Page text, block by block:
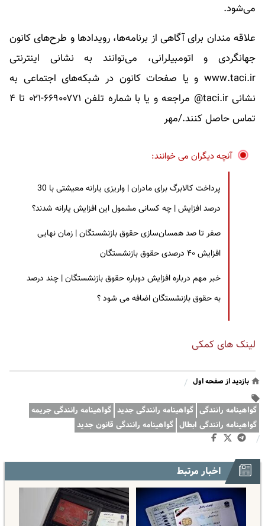
می‌شود.
علاقه مندان برای آگاهی از برنامه‌ها، رویدادها و طرح‌های کانون
جهانگردی و اتومبیلرانی، می‌توانند به نشانی اینترنتی
www.taci.ir و یا صفحات کانون در شبکه‌های اجتماعی به
نشانی taci.ir@ مراجعه و یا با شماره تلفن ۶۶۹۰۰۷۷۱-۰۲۱ تا ۴
تماس حاصل کنند./مهر
آنچه دیگران می خوانند:
پرداخت کالابرگ برای مادران | واریزی یارانه معیشتی با 30
درصد افزایش | چه کسانی مشمول این افزایش یارانه شدند؟
صفر تا صد همسان‌سازی حقوق بازنشستگان | زمان نهایی
افزایش ۴۰ درصدی حقوق بازنشستگان
خبر مهم درباره افزایش دوباره حقوق بازنشستگان | چند درصد
به حقوق بازنشستگان اضافه می شود ؟
لینک های کمکی
بازدید از صفحه اول /
گواهینامه‌ رانندگی گواهینامه رانندگی جدید گواهینامه رانندگی جریمه
گواهینامه رانندگی ابطال گواهینامه رانندگی قانون جدید
/
اخبار مرتبط